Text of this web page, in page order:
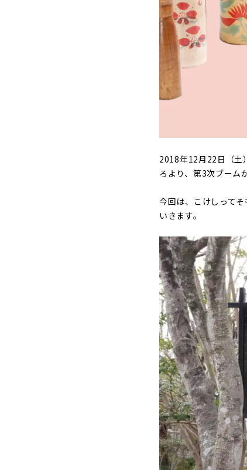
2018年12月22日（土
ろより、第3次ブーム
今回は、こけしって
いきます。